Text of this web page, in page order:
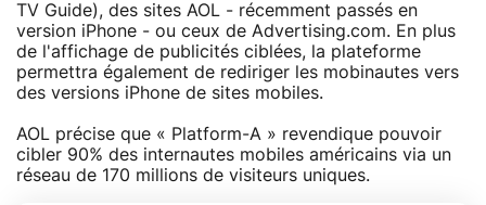
TV Guide), des sites AOL - récemment passés en
version iPhone - ou ceux de Advertising.com. En plus
de l'affichage de publicités ciblées, la plateforme
permettra également de rediriger les mobinautes vers
des versions iPhone de sites mobiles.
AOL précise que « Platform-A » revendique pouvoir
cibler 90% des internautes mobiles américains via un
réseau de 170 millions de visiteurs uniques.